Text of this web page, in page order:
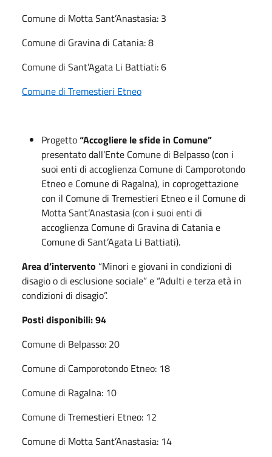
Comune di Motta Sant’Anastasia: 3
Comune di Gravina di Catania: 8
Comune di Sant’Agata Li Battiati: 6
Comune di Tremestieri Etneo
Progetto“Accogliere le sfide in Comune”
presentato dall’Ente Comune di Belpasso (con i
suoi enti di accoglienza Comune di Camporotondo
Etneo e Comune di Ragalna), in coprogettazione
con il Comune di Tremestieri Etneo e il Comune di
Motta Sant’Anastasia (con i suoi enti di
accoglienza Comune di Gravina di Catania e
Comune di Sant’Agata Li Battiati).
Area d’intervento “Minori e giovani in condizioni di
disagio o di esclusione sociale” e “Adulti e terza età in
condizioni di disagio”.
Posti disponibili: 94
Comune di Belpasso: 20
Comune di Camporotondo Etneo: 18
Comune di Ragalna: 10
Comune di Tremestieri Etneo: 12
Comune di Motta Sant’Anastasia: 14